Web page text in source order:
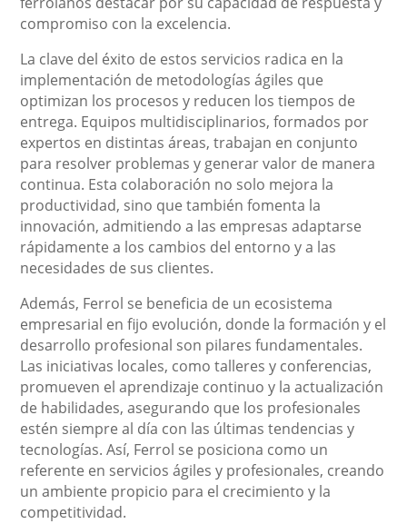
compromiso con la excelencia.
La clave del éxito de estos servicios radica en la
implementación de metodologías ágiles que
optimizan los procesos y reducen los tiempos de
entrega. Equipos multidisciplinarios, formados por
expertos en distintas áreas, trabajan en conjunto
para resolver problemas y generar valor de manera
continua. Esta colaboración no solo mejora la
productividad, sino que también fomenta la
innovación, admitiendo a las empresas adaptarse
rápidamente a los cambios del entorno y a las
necesidades de sus clientes.
Además, Ferrol se beneficia de un ecosistema
empresarial en fijo evolución, donde la formación y el
desarrollo profesional son pilares fundamentales.
Las iniciativas locales, como talleres y conferencias,
promueven el aprendizaje continuo y la actualización
de habilidades, asegurando que los profesionales
estén siempre al día con las últimas tendencias y
tecnologías. Así, Ferrol se posiciona como un
referente en servicios ágiles y profesionales, creando
un ambiente propicio para el crecimiento y la
competitividad.